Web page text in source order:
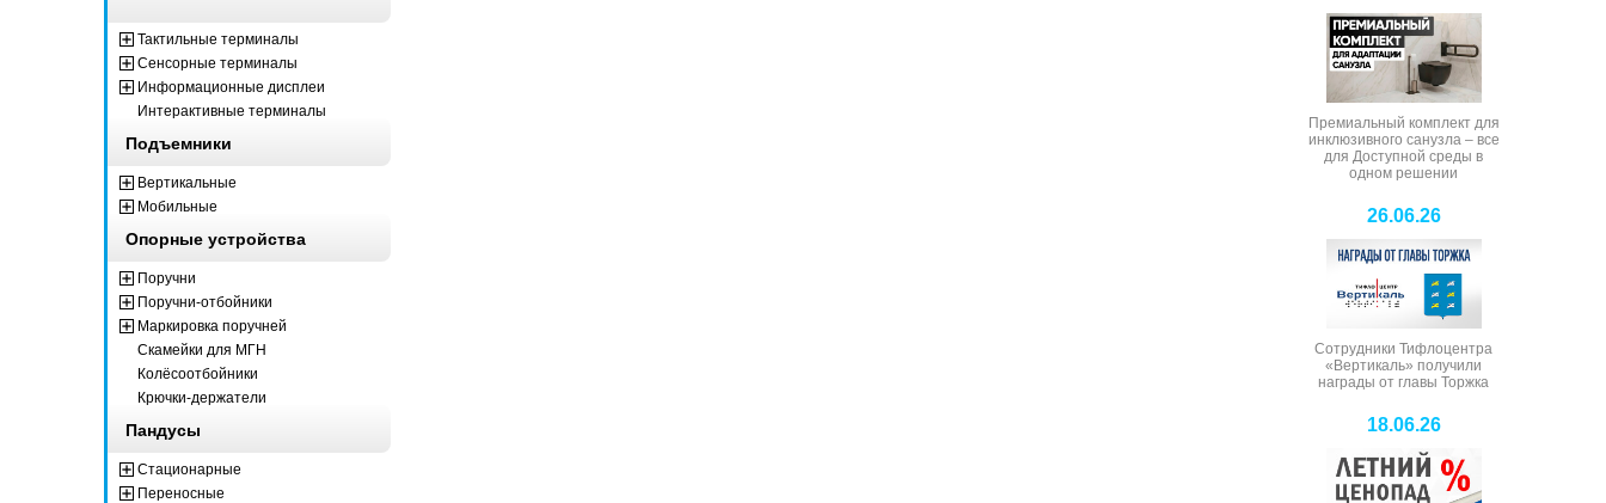
Тактильные терминалы
Сенсорные терминалы
Информационные дисплеи
Интерактивные терминалы
Подъемники
Вертикальные
Мобильные
Опорные устройства
Поручни
Поручни-отбойники
Маркировка поручней
Скамейки для МГН
Колёсоотбойники
Крючки-держатели
Пандусы
Стационарные
Переносные
Премиальный комплект для
инклюзивного санузла – все
для Доступной среды в
одном решении
26.06.26
Сотрудники Тифлоцентра
«Вертикаль» получили
награды от главы Торжка
18.06.26